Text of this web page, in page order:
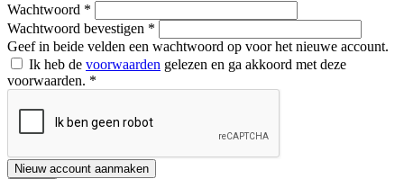
Wachtwoord *
Wachtwoord bevestigen *
Geef in beide velden een wachtwoord op voor het nieuwe account.
Ik heb de voorwaarden gelezen en ga akkoord met deze
voorwaarden. *
Nieuw account aanmaken